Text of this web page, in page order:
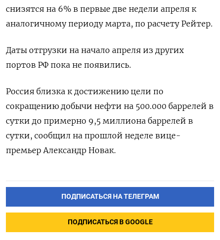
снизятся на 6% в первые две недели апреля к
аналогичному периоду марта, по расчету Рейтер.
Даты отгрузки на начало апреля из других
портов РФ пока не появились.
Россия близка к достижению цели по
сокращению добычи нефти на 500.000 баррелей в
сутки до примерно 9,5 миллиона баррелей в
сутки, сообщил на прошлой неделе вице-
премьер Александр Новак.
ПОДПИСАТЬСЯ НА ТЕЛЕГРАМ
ПОДПИСАТЬСЯ В GOOGLE